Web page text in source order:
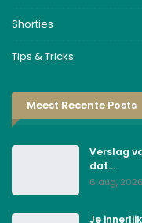
Shorties
Tips & Tricks
Meest Recente Posts
Verslag
dat…
6 aug, 2026
Je